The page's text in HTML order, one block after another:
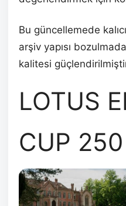
Bu güncellemede
arşiv yapısı
kalitesi
LOTUS
CUP 250